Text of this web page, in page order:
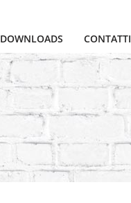
DOWNLOADS CONTATTI